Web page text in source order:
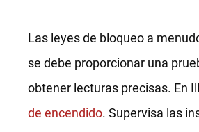
Las leyes de bloqueo a
se debe proporcionar una
obtener lecturas precisas. En
de encendido. Supervisa las